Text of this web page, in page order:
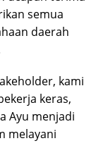
semua
daerah
kami
keras,
Ayu menjadi
melayani